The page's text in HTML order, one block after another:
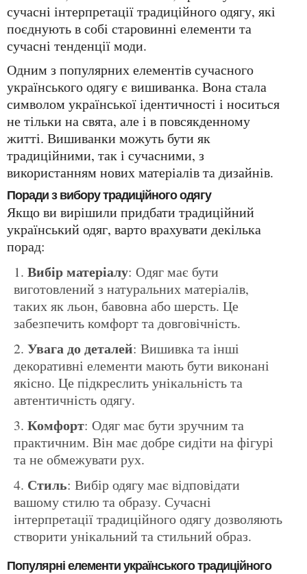
сучасні інтерпретації традиційного одягу, які
поєднують в собі старовинні елементи та
сучасні тенденції моди.
Одним з популярних елементів сучасного
українського одягу є вишиванка. Вона стала
символом української ідентичності і носиться
не тільки на свята, але і в повсякденному
житті. Вишиванки можуть бути як
традиційними, так і сучасними, з
використанням нових матеріалів та дизайнів.
Поради з вибору традиційного одягу
Якщо ви вирішили придбати традиційний
український одяг, варто врахувати декілька
порад:
Вибір матеріалу: Одяг має бути
виготовлений з натуральних матеріалів,
таких як льон, бавовна або шерсть. Це
забезпечить комфорт та довговічність.
Увага до деталей: Вишивка та інші
декоративні елементи мають бути виконані
якісно. Це підкреслить унікальність та
автентичність одягу.
Комфорт: Одяг має бути зручним та
практичним. Він має добре сидіти на фігурі
та не обмежувати рух.
Стиль: Вибір одягу має відповідати
вашому стилю та образу. Сучасні
інтерпретації традиційного одягу дозволяють
створити унікальний та стильний образ.
Популярні елементи українського традиційного